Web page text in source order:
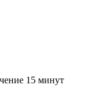
15 минут